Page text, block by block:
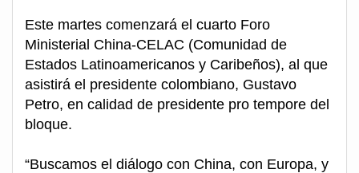
Este martes comenzará el cuarto Foro
Ministerial China-CELAC (Comunidad de
Estados Latinoamericanos y Caribeños), al que
asistirá el presidente colombiano, Gustavo
Petro, en calidad de presidente pro tempore del
bloque.
“Buscamos el diálogo con China, con Europa, y